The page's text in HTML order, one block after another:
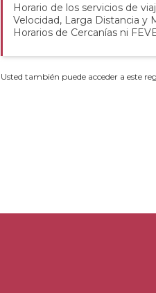
Horario de los servicios de
Velocidad, Larga Distancia y
Horarios de Cercanías ni
Usted también puede acceder a este